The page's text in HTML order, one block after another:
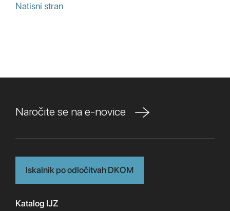
Natisni stran
Naročite se na e-novice
Iskalnik po odločitvah DKOM
Katalog IJZ